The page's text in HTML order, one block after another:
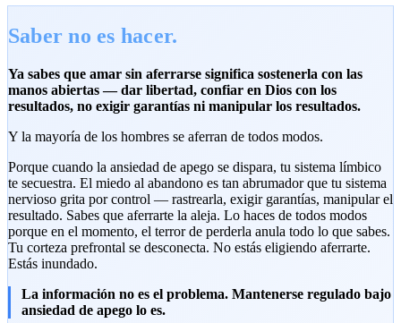
Saber no es hacer.
Ya sabes que amar sin aferrarse significa sostenerla con las
manos abiertas — dar libertad, confiar en Dios con los
resultados, no exigir garantías ni manipular los resultados.
Y la mayoría de los hombres se aferran de todos modos.
Porque cuando la ansiedad de apego se dispara, tu sistema límbico
te secuestra. El miedo al abandono es tan abrumador que tu sistema
nervioso grita por control — rastrearla, exigir garantías, manipular el
resultado. Sabes que aferrarte la aleja. Lo haces de todos modos
porque en el momento, el terror de perderla anula todo lo que sabes.
Tu corteza prefrontal se desconecta. No estás eligiendo aferrarte.
Estás inundado.
La información no es el problema. Mantenerse regulado bajo
ansiedad de apego lo es.